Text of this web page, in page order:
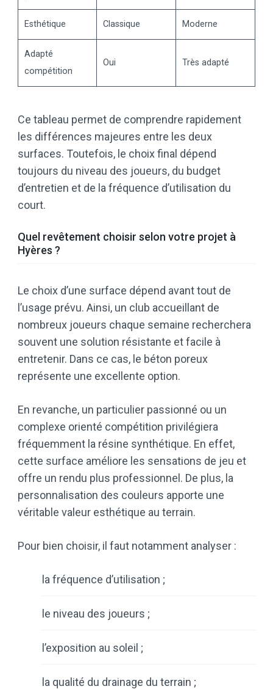
Esthétique Classique Moderne
Adapté
compétition
Oui Très adapté
Ce tableau permet de comprendre rapidement
les différences majeures entre les deux
surfaces. Toutefois, le choix final dépend
toujours du niveau des joueurs, du budget
d’entretien et de la fréquence d’utilisation du
court.
Quel revêtement choisir selon votre projet à
Hyères ?
Le choix d’une surface dépend avant tout de
l’usage prévu. Ainsi, un club accueillant de
nombreux joueurs chaque semaine recherchera
souvent une solution résistante et facile à
entretenir. Dans ce cas, le béton poreux
représente une excellente option.
En revanche, un particulier passionné ou un
complexe orienté compétition privilégiera
fréquemment la résine synthétique. En effet,
cette surface améliore les sensations de jeu et
offre un rendu plus professionnel. De plus, la
personnalisation des couleurs apporte une
véritable valeur esthétique au terrain.
Pour bien choisir, il faut notamment analyser :
la fréquence d’utilisation ;
le niveau des joueurs ;
l’exposition au soleil ;
la qualité du drainage du terrain ;